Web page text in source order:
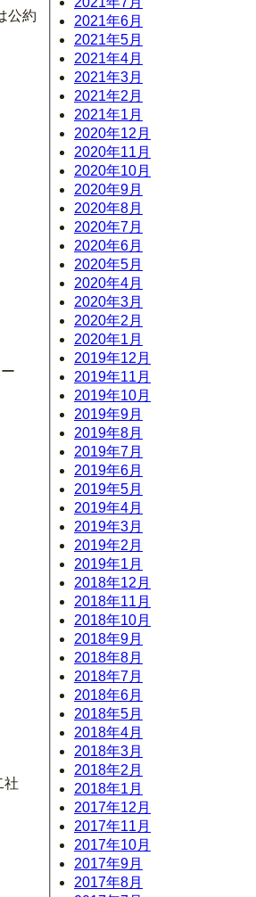
公約
社
2021年6月
2021年5月
2021年4月
2021年3月
2021年2月
2021年1月
2020年12月
2020年11月
2020年10月
2020年9月
2020年8月
2020年7月
2020年6月
2020年5月
2020年4月
2020年3月
2020年2月
2020年1月
2019年12月
2019年11月
2019年10月
2019年9月
2019年8月
2019年7月
2019年6月
2019年5月
2019年4月
2019年3月
2019年2月
2019年1月
2018年12月
2018年11月
2018年10月
2018年9月
2018年8月
2018年7月
2018年6月
2018年5月
2018年4月
2018年3月
2018年2月
2018年1月
2017年12月
2017年11月
2017年10月
2017年9月
2017年8月